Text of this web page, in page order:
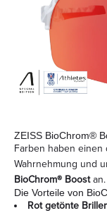
ZEISS BioChrom®
Farben haben
Wahrnehmung und
BioChrom® Boostan.
Die Vorteile von
Rot getönte